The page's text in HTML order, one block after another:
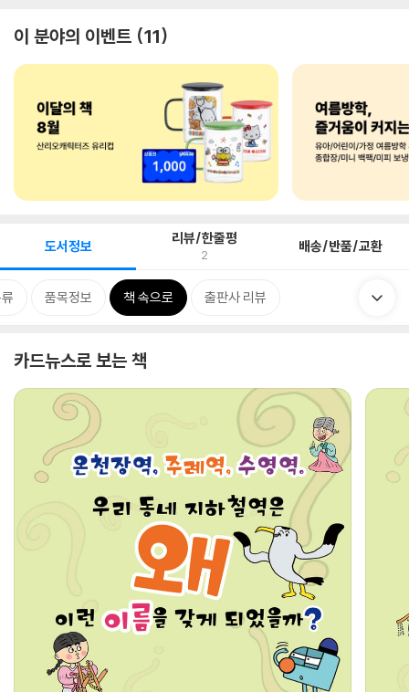
이 분야의 이벤트 11
도서정보 리뷰/한줄평
2 배송/반품/교환
품목정보 책 속으로 출판사 리뷰
카드뉴스로 보는 책